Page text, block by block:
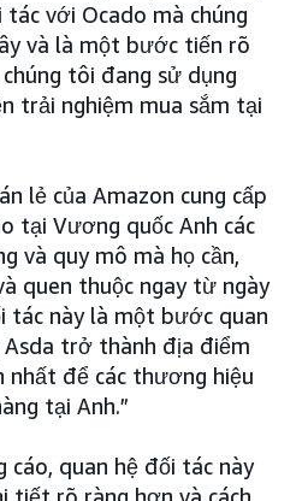
với Ocado mà chúng
và là một bước tiến rõ
tôi đang sử dụng
trải nghiệm mua sắm tại
lẻ của Amazon cung cấp
tại Vương quốc Anh các
và quy mô mà họ cần,
quen thuộc ngay từ ngày
tác này là một bước quan
trở thành địa điểm
nhất để các thương hiệu
tại Anh.”
cáo, quan hệ đối tác này